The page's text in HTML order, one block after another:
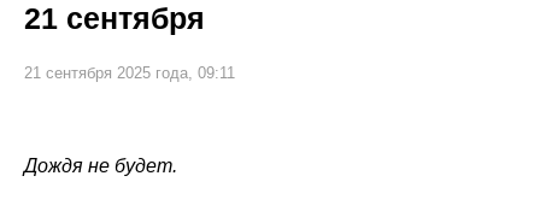
21 сентября
21 сентября 2025 года, 09:11
Дождя не будет.